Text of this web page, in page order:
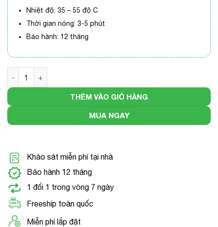
Nhiệt độ: 35 – 55 độ C
Thời gian nóng: 3-5 phút
Bảo hành: 12 tháng
Máy xông hơi ướt Amazon 6Kw số lượng
THÊM VÀO GIỎ HÀNG
MUA NGAY
Khảo sát miễn phí tại nhà
Bảo hành 12 tháng
1 đổi 1 trong vòng 7 ngày
Freeship toàn quốc
Miễn phí lắp đặt